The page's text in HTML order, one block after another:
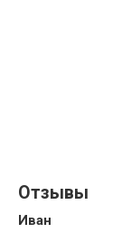
Отзывы
Иван